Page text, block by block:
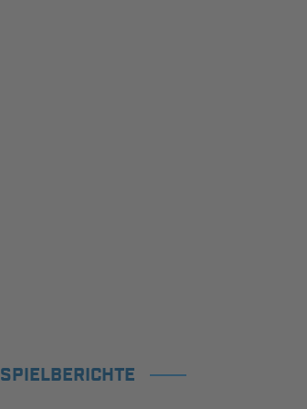
SPIELBERICHTE